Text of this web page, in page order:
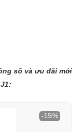
số và ưu đãi mới
-15%